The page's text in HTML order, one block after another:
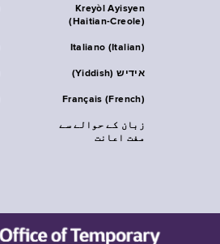
Kreyòl Ayisyen
(Haitian-Creole)
Italiano (Italian)
אידיש (Yiddish)
Français (French)
زبان کے حوالے سے
مفت اعانت